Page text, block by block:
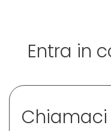
Entra in
Chiamaci